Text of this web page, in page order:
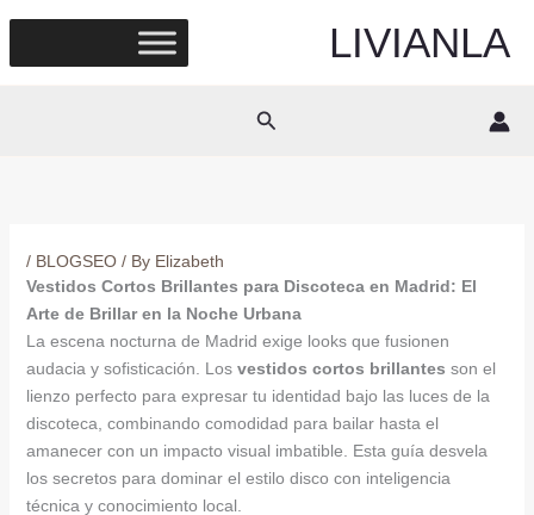
content
LIVIANLA
Search
/ BLOGSEO/ By Elizabeth
Vestidos Cortos Brillantes para Discoteca en Madrid: El
Arte de Brillar en la Noche Urbana
La escena nocturna de Madrid exige looks que fusionen
audacia y sofisticación. Los vestidos cortos brillantes son el
lienzo perfecto para expresar tu identidad bajo las luces de la
discoteca, combinando comodidad para bailar hasta el
amanecer con un impacto visual imbatible. Esta guía desvela
los secretos para dominar el estilo disco con inteligencia
técnica y conocimiento local.